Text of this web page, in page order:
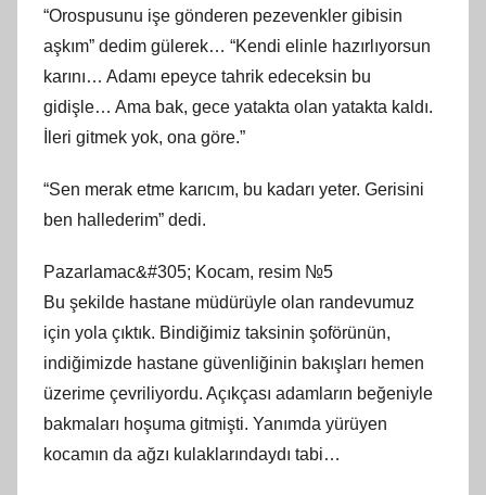
“Orospusunu işe gönderen pezevenkler gibisin
aşkım” dedim gülerek… “Kendi elinle hazırlıyorsun
karını… Adamı epeyce tahrik edeceksin bu
gidişle… Ama bak, gece yatakta olan yatakta kaldı.
İleri gitmek yok, ona göre.”
“Sen merak etme karıcım, bu kadarı yeter. Gerisini
ben hallederim” dedi.
Pazarlamac&#305; Kocam, resim №5
Bu şekilde hastane müdürüyle olan randevumuz
için yola çıktık. Bindiğimiz taksinin şoförünün,
indiğimizde hastane güvenliğinin bakışları hemen
üzerime çevriliyordu. Açıkçası adamların beğeniyle
bakmaları hoşuma gitmişti. Yanımda yürüyen
kocamın da ağzı kulaklarındaydı tabi…